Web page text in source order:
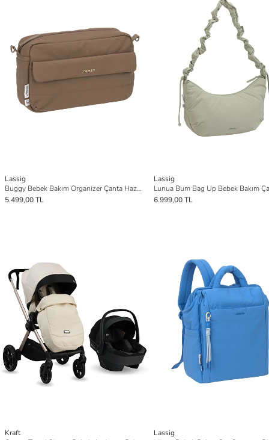
Lassig
Buggy Bebek Bakım Organizer Çanta Hazelnut
5.499,00 TL
Lassig
6.999,00 TL
Kraft
Lassig